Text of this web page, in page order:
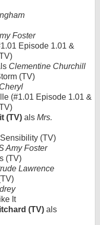
Foster
Episode 1.01 &
Clementine Churchill
(TV)
Cheryl
(#1.01 Episode 1.01 &
(TV) als Mrs.
(TV)
Amy Foster
(TV)
Lawrence
It
(TV) als